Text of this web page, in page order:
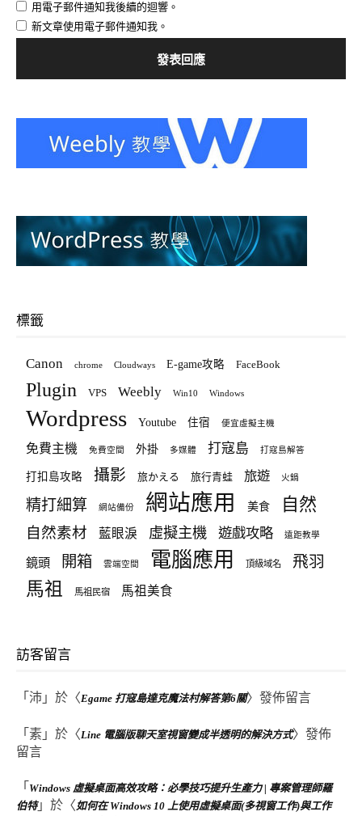
用電子郵件通知我後續的迴響。
新文章使用電子郵件通知我。
標籤
Canon chrome Cloudways E-game攻略 FaceBook
Plugin VPS Weebly Win10 Windows
Wordpress Youtube 住宿 便宜虛擬主機
免費主機 免費空間 外掛 多媒體 打寇島 打寇島解答
打扣島攻略 攝影 旅かえる 旅行青蛙 旅遊 火鍋
精打細算 網站備份 網站應用 美食 自然
自然素材 藍眼淚 虛擬主機 遊戲攻略 遠距教學
鏡頭 開箱 雲端空間 電腦應用 頂級域名 飛羽
馬祖 馬祖民宿 馬祖美食
訪客留言
「 沛 」於〈Egame 打寇島達克魔法村解答第6關〉發佈留言
「 素 」於〈Line 電腦版聊天室視窗變成半透明的解決方式〉發佈
留言
「 Windows 虛擬桌面高效攻略：必學技巧提升生產力 | 專案管理師羅
伯特」於〈如何在 Windows 10 上使用虛擬桌面(多視窗工作)與工作